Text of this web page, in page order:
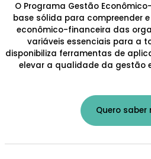
O Programa Gestão
base sólida para compreender
econômico-financeira das
variáveis essenciais para a
disponibiliza ferramentas de
elevar a qualidade da gestão
Quero saber